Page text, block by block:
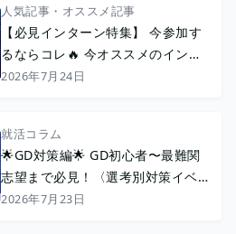
人気記事・オススメ記事
【必見インターン特集】 今参加す
るならコレ🔥 今オススメのインタ
ーンを厳選特集！
2026年7月24日
就活コラム
🌟GD対策編🌟 GD初心者〜最難関
志望まで必見！〈選考別対策イベン
ト特集〉
2026年7月23日